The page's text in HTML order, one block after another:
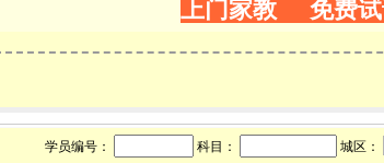
上门家教 免费试
学员编号： 科目： 城区：